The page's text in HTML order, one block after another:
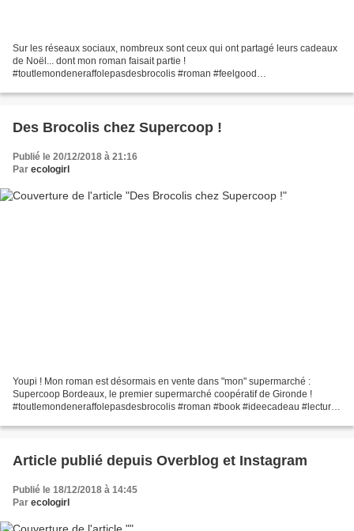
Sur les réseaux sociaux, nombreux sont ceux qui ont partagé leurs cadeaux
de Noël... dont mon roman faisait partie !
#toutlemondeneraffolepasdesbrocolis #roman #feelgood
Des Brocolis chez Supercoop !
Publié le 20/12/2018 à 21:16
Par ecologirl
Youpi ! Mon roman est désormais en vente dans "mon" supermarché :
Supercoop Bordeaux, le premier supermarché coopératif de Gironde !
#toutlemondeneraffolepasdesbrocolis #roman #book #ideecadeau #lecture
Article publié depuis Overblog et Instagram
Publié le 18/12/2018 à 14:45
Par ecologirl